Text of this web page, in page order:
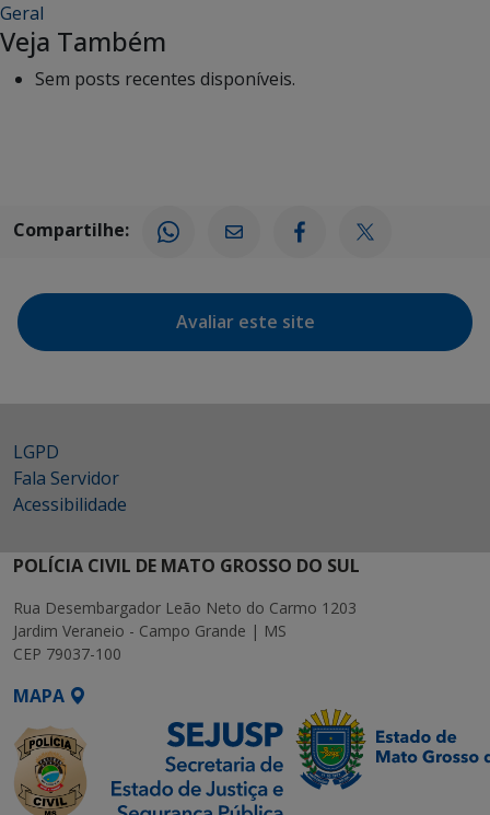
Geral
Veja Também
Sem posts recentes disponíveis.
Compartilhe:
Avaliar este site
LGPD
Fala Servidor
Acessibilidade
POLÍCIA CIVIL DE MATO GROSSO DO SUL
Rua Desembargador Leão Neto do Carmo 1203
Jardim Veraneio - Campo Grande | MS
CEP 79037-100
MAPA